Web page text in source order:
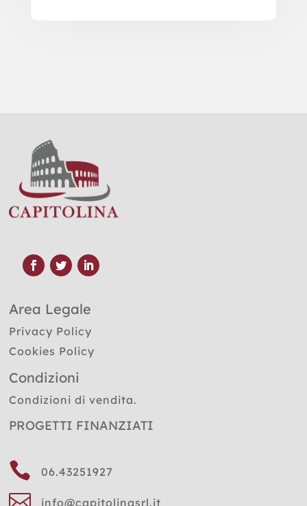
Area Legale
Privacy Policy
Cookies Policy
Condizioni
Condizioni di vendita.
PROGETTI FINANZIATI
 06.43251927
 info@capitolinasrl.it